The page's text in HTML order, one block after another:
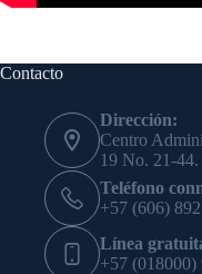
Contacto
Dirección:
Centro
19 No. 21-
Teléfono
+57 (606)
Línea
+57 (018000)